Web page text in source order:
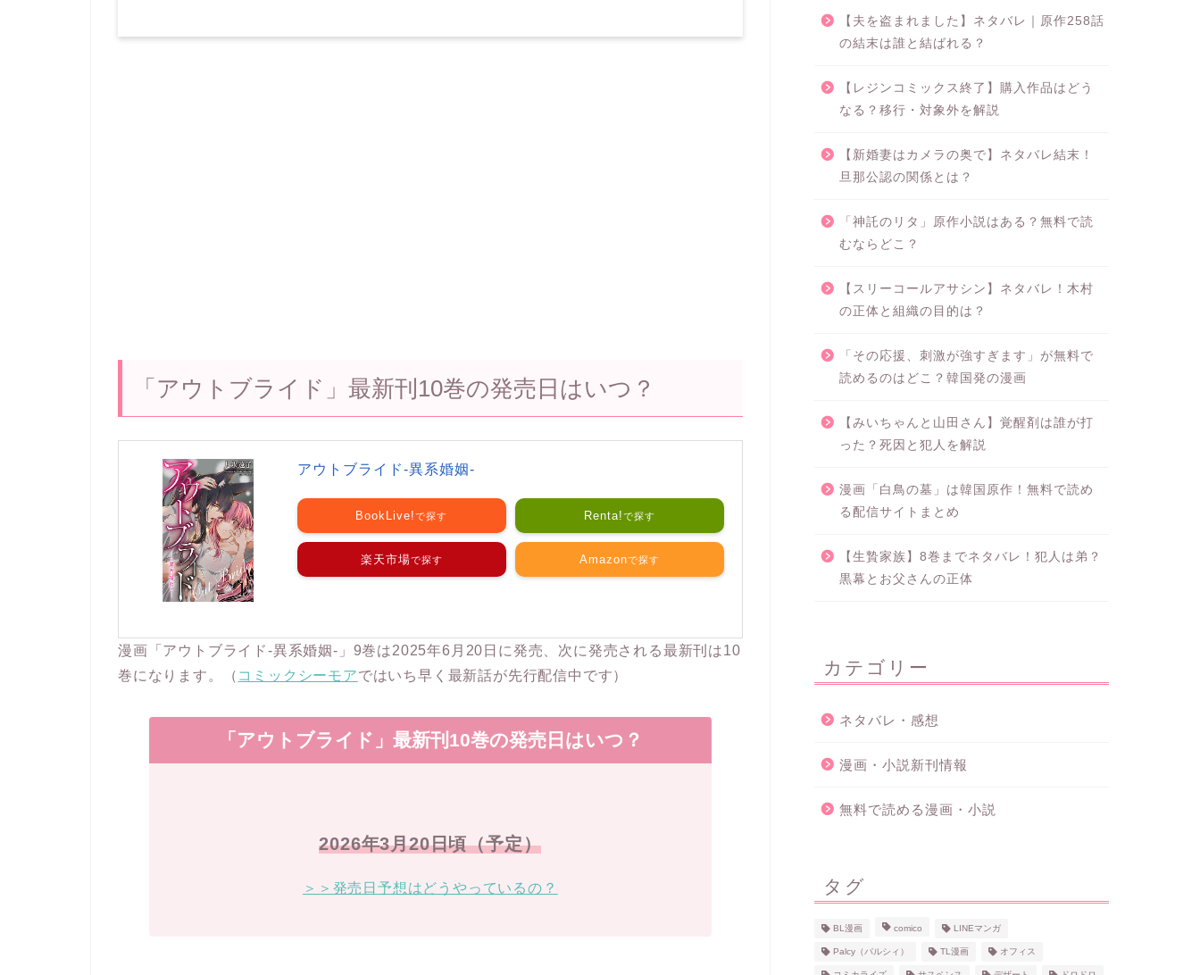
「アウトブライド」最新刊10巻の発売日はいつ？
アウトブライド-異系婚姻-
BookLive! Renta!
楽天市場 Amazon
漫画「アウトブライド-異系婚姻-」9巻は2025年6月20日に発売、次に発売される最新刊は10
巻になります。（ コミックシーモアではいち早く最新話が先行配信中です）
「アウトブライド」最新刊10巻の発売日はいつ？
2026年3月20日頃（予定）
＞＞発売日予想はどうやっているの？
【夫を盗まれました】ネタバレ｜原作258話
の結末は誰と結ばれる？
【レジンコミックス終了】購入作品はどう
なる？移行・対象外を解説
【新婚妻はカメラの奥で】ネタバレ結末！
旦那公認の関係とは？
「神託のリタ」原作小説はある？無料で読
むならどこ？
【スリーコールアサシン】ネタバレ！木村
の正体と組織の目的は？
「その応援、刺激が強すぎます」が無料で
読めるのはどこ？韓国発の漫画
【みいちゃんと山田さん】覚醒剤は誰が打
った？死因と犯人を解説
漫画「白鳥の墓」は韓国原作！無料で読め
る配信サイトまとめ
【生贄家族】8巻までネタバレ！犯人は弟？
黒幕とお父さんの正体
カテゴリー
ネタバレ・感想
漫画・小説新刊情報
無料で読める漫画・小説
タグ
BL漫画 comico LINEマンガ
Palcy（パルシィ） TL漫画 オフィス